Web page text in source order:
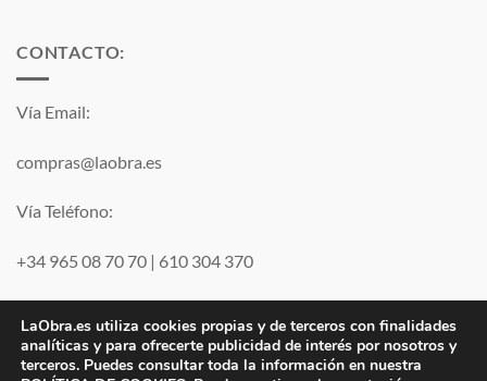
CONTACTO:
Vía Email:
compras@laobra.es
Vía Teléfono:
+34 965 08 70 70 | 610 304 370
LaObra.es utiliza cookies propias y de terceros con finalidades
analíticas y para ofrecerte publicidad de interés por nosotros y
terceros. Puedes consultar toda la información en nuestra